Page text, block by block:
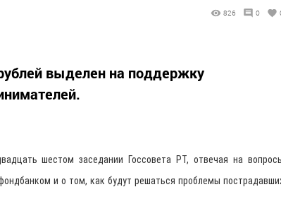
826 0
выделен на поддержку
шестом заседании Госсовета РТ, отвечая на
и о том, как будут решаться проблемы